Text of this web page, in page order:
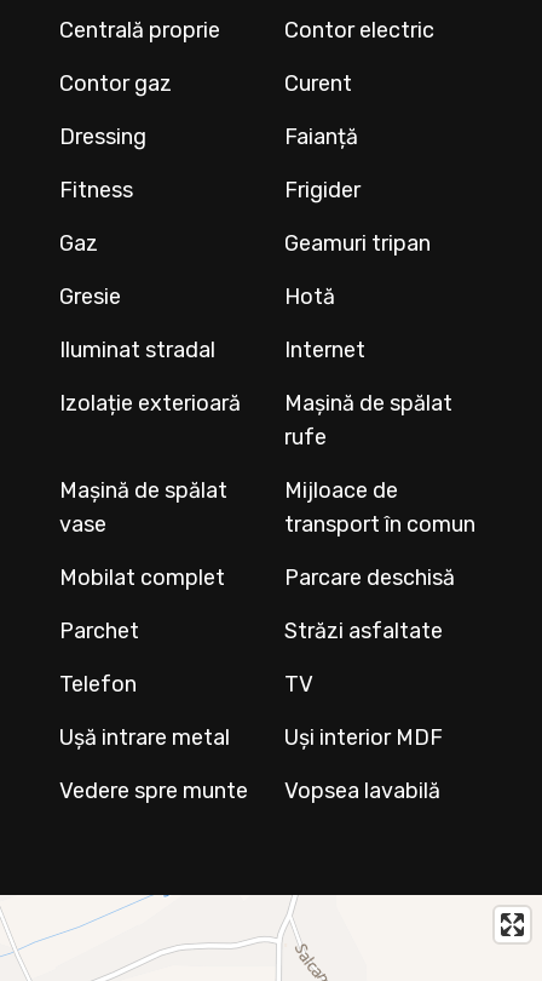
Centrală proprie
Contor electric
Contor gaz
Curent
Dressing
Faianță
Fitness
Frigider
Gaz
Geamuri tripan
Gresie
Hotă
Iluminat stradal
Internet
Izolație exterioară
Mașină de spălat
rufe
Mașină de spălat
vase
Mijloace de
transport în comun
Mobilat complet
Parcare deschisă
Parchet
Străzi asfaltate
Telefon
TV
Ușă intrare metal
Uși interior MDF
Vedere spre munte
Vopsea lavabilă